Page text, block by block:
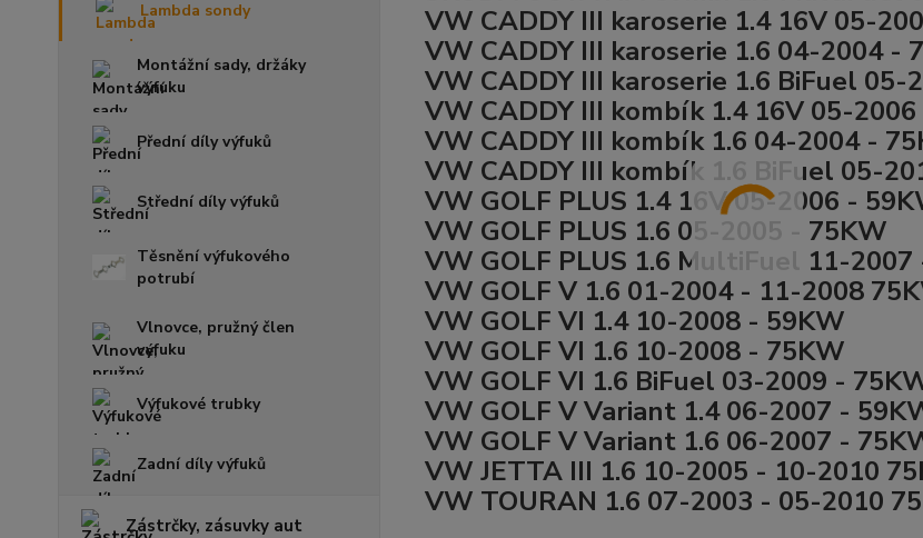
Lambda sondy
Montážní sady, držáky
výfuku
Přední díly výfuků
Střední díly výfuků
Těsnění výfukového
potrubí
Vlnovce, pružný člen
výfuku
Výfukové trubky
Zadní díly výfuků
Zástrčky, zásuvky aut
VW CADDY III karoserie 1.4 16V 05-
VW CADDY III karoserie 1.6 04-2004 -
VW CADDY III karoserie 1.6 BiFuel 05-
VW CADDY III kombík 1.4 16V 05-
VW CADDY III kombík 1.6 04-2004 -
VW CADDY III kombík 1.6 BiFuel 05-
VW GOLF PLUS 1.4 16V 05-2006 -
VW GOLF PLUS 1.6 05-2005 - 75KW
VW GOLF PLUS 1.6 MultiFuel 11-
VW GOLF V 1.6 01-2004 - 11-2008
VW GOLF VI 1.4 10-2008 - 59KW
VW GOLF VI 1.6 10-2008 - 75KW
VW GOLF VI 1.6 BiFuel 03-2009 -
VW GOLF V Variant 1.4 06-2007 -
VW GOLF V Variant 1.6 06-2007 -
VW JETTA III 1.6 10-2005 - 10-2010
VW TOURAN 1.6 07-2003 - 05-2010